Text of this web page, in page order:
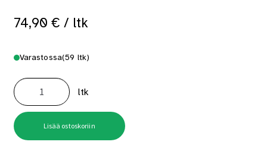
74,90 € / ltk
Varastossa(59 ltk)
Terassiruuvi
Camo
75x4,2
mm
A2
250kpl/ltk
määrä
ltk
Lisää ostoskoriin